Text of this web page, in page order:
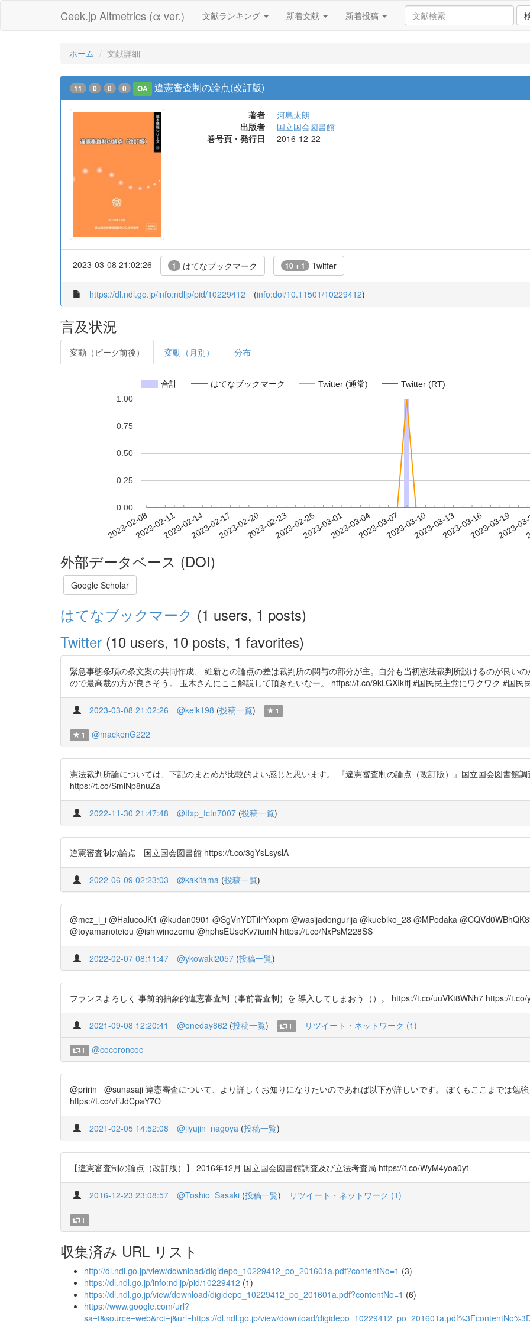
Ceek.jp Altmetrics (α ver.) 文献ランキング 新着文献 新着投稿
ホーム 文献詳細
11 0 0 0 OA 違憲審査制の論点(改訂版)
著者
河島太朗
出版者
国立国会図書館
巻号頁・発行日
2016-12-22
2023-03-08 21:02:26 1 はてなブックマーク 10 + 1 Twitter
https://dl.ndl.go.jp/info:ndljp/pid/10229412 (info:doi/10.11501/10229412)
言及状況
変動（ピーク前後） 変動（月別） 分布
合計 はてなブックマーク Twitter (通常) Twitter (RT)
2023-02-082023-02-112023-02-142023-02-172023-02-202023-02-232023-02-262023-03-012023-03-042023-03-072023-03-102023-03-132023-03-162023-03-19
2023-
0.00
0.25
0.50
0.75
1.00
外部データベース (DOI)
Google Scholar
はてなブックマーク (1 users, 1 posts)
Twitter (10 users, 10 posts, 1 favorites)
緊急事態条項の条文案の共同作成、 維新との論点の差は裁判所の関与の部分が主。自分も当初憲法裁判所設けるのが良い
ので最高裁の方が良さそう。 玉木さんにここ解説して頂きたいなー。 https://t.co/9kLGXIkIfj #国民民主党にワクワク #国民
2023-03-08 21:02:26 @keik198 (投稿一覧) 1
1 @mackenG222
憲法裁判所論については、下記のまとめが比較的よい感じと思います。 『違憲審査制の論点（改訂版）』国立国会図書館
https://t.co/SmlNp8nuZa
2022-11-30 21:47:48 @ttxp_fctn7007 (投稿一覧)
違憲審査制の論点 - 国立国会図書館 https://t.co/3gYsLsyslA
2022-06-09 02:23:03 @kakitama (投稿一覧)
@mcz_i_i @HalucoJK1 @kudan0901 @SgVnYDTilrYxxpm @wasijadongurija @kuebiko_28 @MPodaka
@toyamanoteiou @ishiwinozomu @hphsEUsoKv7iumN https://t.co/NxPsM228SS
2022-02-07 08:11:47 @ykowaki2057 (投稿一覧)
フランスよろしく 事前的抽象的違憲審査制（事前審査制）を 導入してしまおう（）。 https://t.co/uuVKt8WNh7 https://t.co/
2021-09-08 12:20:41 @oneday862 (投稿一覧) 1 リツイート・ネットワーク (1)
1 @cocoroncoc
@pririn_ @sunasaji 違憲審査について、より詳しくお知りになりたいのであれば以下が詳しいです。 ぼくもここまでは勉
https://t.co/vFJdCpaY7O
2021-02-05 14:52:08 @jiyujin_nagoya (投稿一覧)
【違憲審査制の論点（改訂版）】 2016年12月 国立国会図書館調査及び立法考査局 https://t.co/WyM4yoa0yt
2016-12-23 23:08:57 @Toshio_Sasaki (投稿一覧) リツイート・ネットワーク (1)
1
収集済み URL リスト
http://dl.ndl.go.jp/view/download/digidepo_10229412_po_201601a.pdf?contentNo=1 (3)
https://dl.ndl.go.jp/info:ndljp/pid/10229412 (1)
https://dl.ndl.go.jp/view/download/digidepo_10229412_po_201601a.pdf?contentNo=1 (6)
https://www.google.com/url?
sa=t&source=web&rct=j&url=https://dl.ndl.go.jp/view/download/